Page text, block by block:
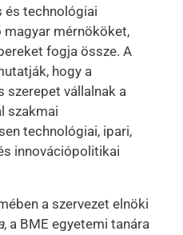
és technológiai
mérnököket,
fogja össze. A
hogy a
szerepet vállalnak a
szakmai
technológiai, ipari,
innovációpolitikai
a szervezet elnöki
, a BME egyetemi tanára